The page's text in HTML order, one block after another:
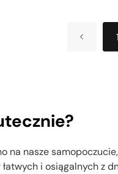
1
na nasze
i osiągalnych z